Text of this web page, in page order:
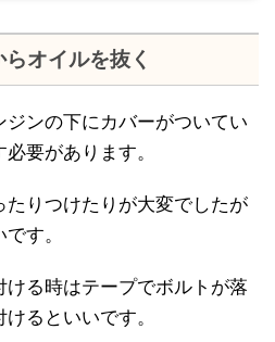
オイルを抜く
ンの下にカバーがついてい
要があります。
りつけたりが大変でしたが
す。
る時はテープでボルトが落
るといいです。